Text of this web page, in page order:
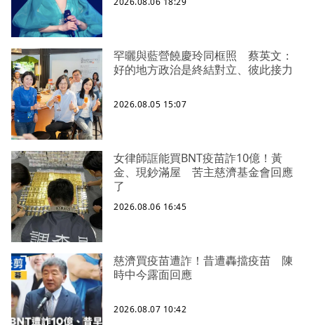
罕曬與藍營饒慶玲同框照 蔡英文：
好的地方政治是終結對立、彼此接力
2026.08.05 15:07
女律師誆能買BNT疫苗詐10億！黃
金、現鈔滿屋 苦主慈濟基金會回應
了
2026.08.06 16:45
慈濟買疫苗遭詐！昔遭轟擋疫苗 陳
時中今露面回應
2026.08.07 10:42